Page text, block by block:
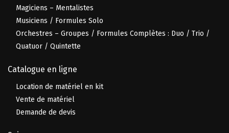
Magiciens – Mentalistes
Musiciens / Formules Solo
Orchestres – Groupes / Formules Complètes : Duo / Trio /
Quatuor / Quintette
Catalogue en ligne
Location de matériel en kit
Vente de matériel
Demande de devis